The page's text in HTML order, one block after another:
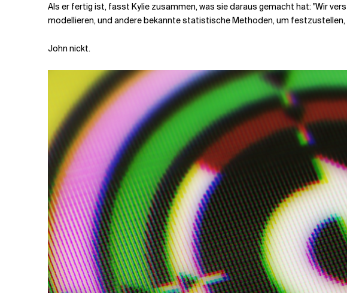
Als er fertig ist, fasst Kylie zusammen, was sie daraus gemacht hat: "Wir
modellieren, und andere bekannte statistische Methoden, um
John nickt.